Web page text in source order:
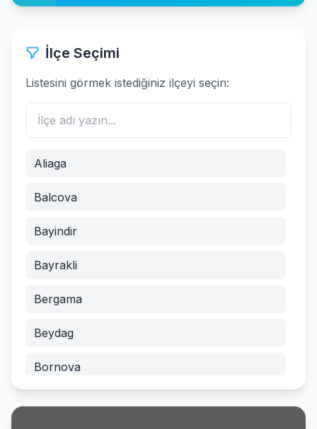
İlçe Seçimi
Listesini görmek istediğiniz ilçeyi seçin:
Aliaga
Balcova
Bayindir
Bayrakli
Bergama
Beydag
Bornova